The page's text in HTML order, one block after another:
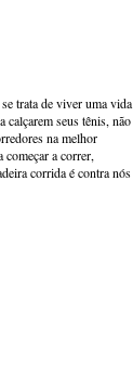
trata de viver uma vida
seus tênis, não
na melhor
começar a correr,
corrida é contra nós